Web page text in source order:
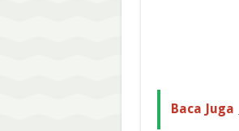
Baca Juga